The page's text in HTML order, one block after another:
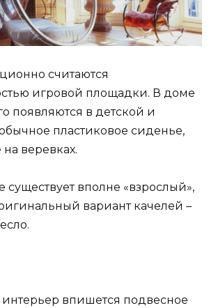
считаются
игровой площадки. В доме
появляются в детской и
пластиковое сиденье,
веревках.
существует вполне «взрослый»,
вариант качелей –
интерьер впишется подвесное